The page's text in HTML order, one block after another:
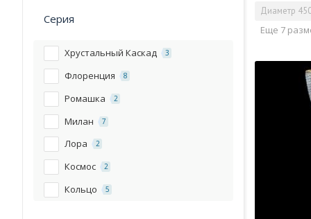
127 1
144 2
Серия
Хрустальный Каскад 3
Флоренция 8
Ромашка 2
Милан 7
Лора 2
Космос 2
Кольцо 5
Диаметр
Еще 7